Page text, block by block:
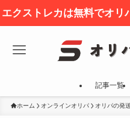
エクストレカは無料でオリ
記事一覧
ホーム オンラインオリパ オリパの発